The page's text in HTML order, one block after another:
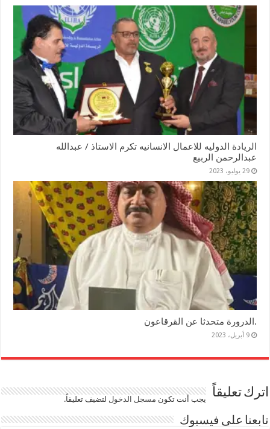
الريادة الدوليه للاعمال الانسانيه تكرم الاستاذ / عبدالله
عبدالرحمن الربيع
29 يوليو، 2023
.الدرورة متحدثا عن القرقاعون
9 أبريل، 2023
اترك تعليقاً يجب أنت تكون مسجل الدخوللتضيف تعليقاً.
تابعنا على فيسبوك